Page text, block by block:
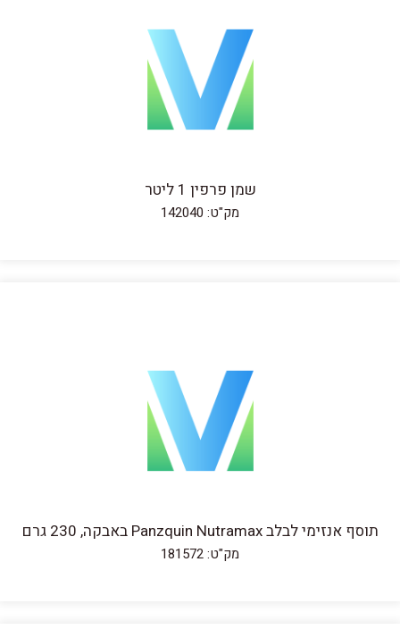
שמן פרפין 1 ליטר
מק"ט: 142040
תוסף אנזימי לבלב Panzquin Nutramax באבקה, 230 גרם
מק"ט: 181572